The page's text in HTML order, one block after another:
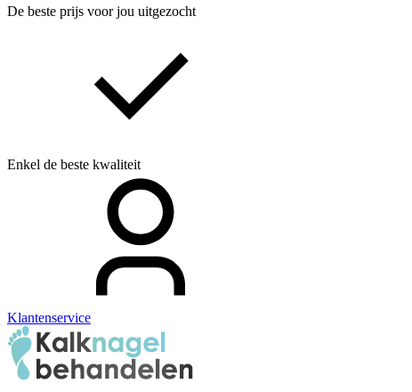
De beste prijs voor jou uitgezocht
Enkel de beste kwaliteit
Klantenservice